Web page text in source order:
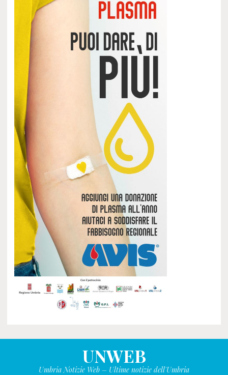
UNWEB
Umbria Notizie Web – Ultime notizie dell'Umbria